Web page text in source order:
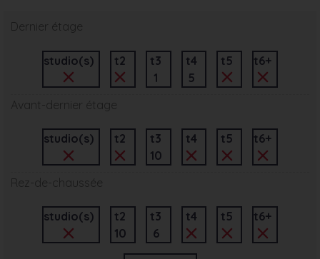
Dernier étage
studio(s) t2
t3
1
t4
5
t5 t6+
Avant-dernier étage
studio(s) t2
t3
10
t4 t5 t6+
Rez-de-chaussée
studio(s)
t2
10
t3
6
t4 t5 t6+